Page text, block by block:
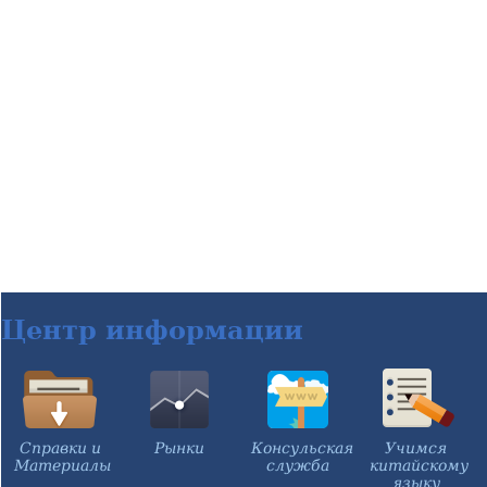
Центр информации
Справки и
Материалы
Рынки
Консульская
служба
Учимся
китайскому
языку